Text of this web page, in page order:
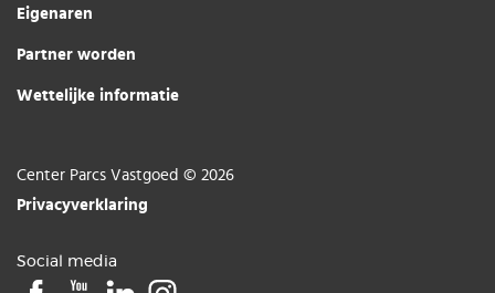
Eigenaren
Partner worden
Wettelijke informatie
Center Parcs Vastgoed © 2026
Privacyverklaring
Social media